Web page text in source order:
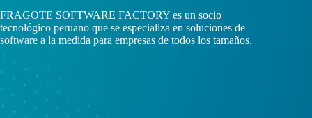
FRAGOTE SOFTWARE FACTORY es un socio
tecnológico peruano que se especializa en soluciones de
software a la medida para empresas de todos los tamaños.